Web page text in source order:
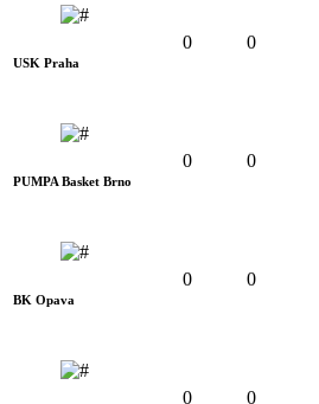
USK Praha
0 0
PUMPA Basket Brno
0 0
BK Opava
0 0
0 0